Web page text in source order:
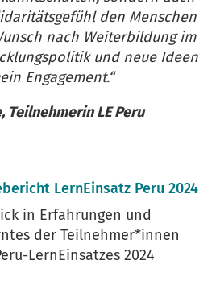
den Menschen
nach Weiterbildung im
und neue Ideen
Engagement.“
Teilnehmerin LE Peru
LernEinsatz Peru 2024
in Erfahrungen und
der Teilnehmer*innen
LernEinsatzes 2024